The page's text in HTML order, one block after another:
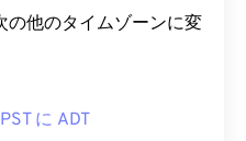
の他のタイムゾーンに変
PST に ADT